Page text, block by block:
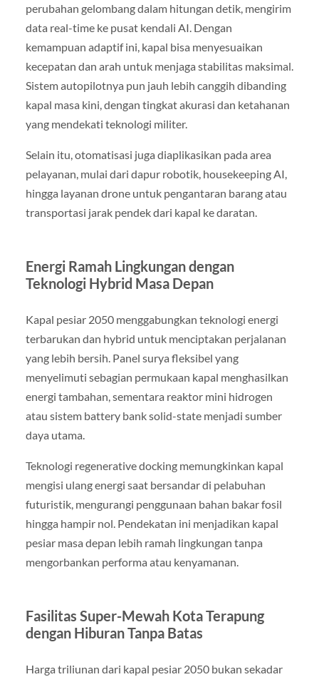
perubahan gelombang dalam hitungan detik, mengirim
data real-time ke pusat kendali AI. Dengan
kemampuan adaptif ini, kapal bisa menyesuaikan
kecepatan dan arah untuk menjaga stabilitas maksimal.
Sistem autopilotnya pun jauh lebih canggih dibanding
kapal masa kini, dengan tingkat akurasi dan ketahanan
yang mendekati teknologi militer.
Selain itu, otomatisasi juga diaplikasikan pada area
pelayanan, mulai dari dapur robotik, housekeeping AI,
hingga layanan drone untuk pengantaran barang atau
transportasi jarak pendek dari kapal ke daratan.
Energi Ramah Lingkungan dengan
Teknologi Hybrid Masa Depan
Kapal pesiar 2050 menggabungkan teknologi energi
terbarukan dan hybrid untuk menciptakan perjalanan
yang lebih bersih. Panel surya fleksibel yang
menyelimuti sebagian permukaan kapal menghasilkan
energi tambahan, sementara reaktor mini hidrogen
atau sistem battery bank solid-state menjadi sumber
daya utama.
Teknologi regenerative docking memungkinkan kapal
mengisi ulang energi saat bersandar di pelabuhan
futuristik, mengurangi penggunaan bahan bakar fosil
hingga hampir nol. Pendekatan ini menjadikan kapal
pesiar masa depan lebih ramah lingkungan tanpa
mengorbankan performa atau kenyamanan.
Fasilitas Super-Mewah Kota Terapung
dengan Hiburan Tanpa Batas
Harga triliunan dari kapal pesiar 2050 bukan sekadar